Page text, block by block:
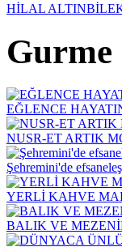
HİLAL
Gurme
EĞLENCE
NUSR-ET ARTIK
Şehremini'de
YERLİ KAHVE
BALIK VE